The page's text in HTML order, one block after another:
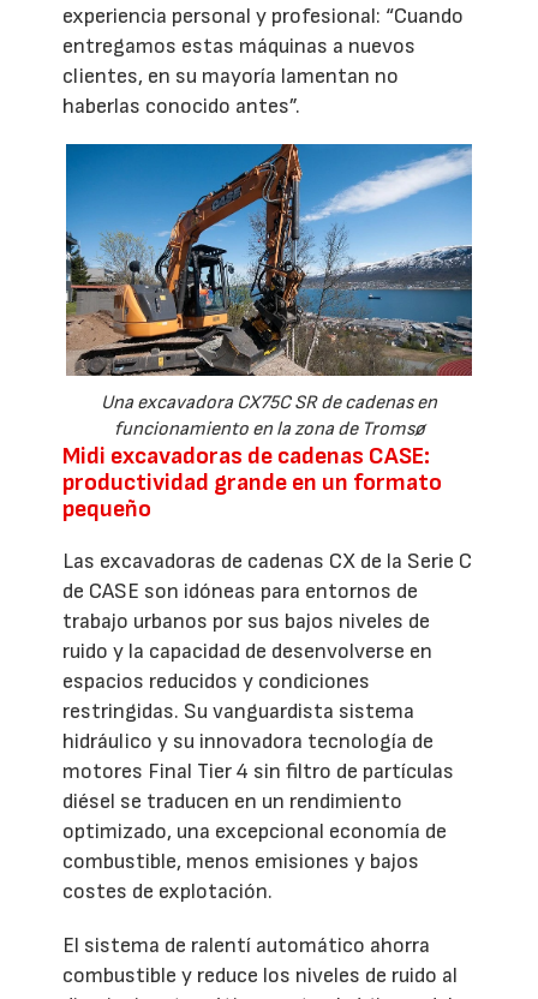
experiencia personal y profesional: “Cuando
entregamos estas máquinas a nuevos
clientes, en su mayoría lamentan no
haberlas conocido antes”.
Una excavadora CX75C SR de cadenas en
funcionamiento en la zona de Tromsø
Midi excavadoras de cadenas CASE:
productividad grande en un formato
pequeño
Las excavadoras de cadenas CX de la Serie C
de CASE son idóneas para entornos de
trabajo urbanos por sus bajos niveles de
ruido y la capacidad de desenvolverse en
espacios reducidos y condiciones
restringidas. Su vanguardista sistema
hidráulico y su innovadora tecnología de
motores Final Tier 4 sin filtro de partículas
diésel se traducen en un rendimiento
optimizado, una excepcional economía de
combustible, menos emisiones y bajos
costes de explotación.
El sistema de ralentí automático ahorra
combustible y reduce los niveles de ruido al